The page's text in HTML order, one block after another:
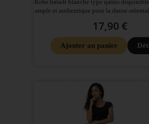
Robe baladi blanche type qamis disponible
ample et authentique pour la danse
17,90 €
Ajouter au panier